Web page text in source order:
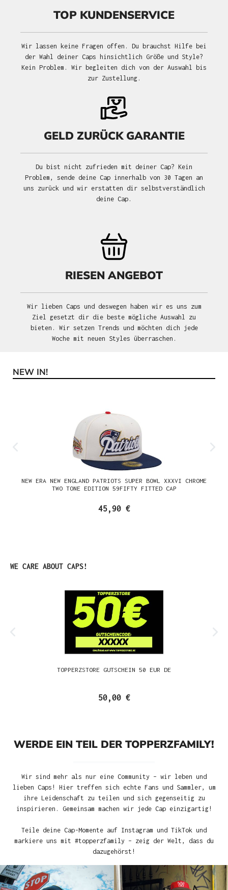
TOP KUNDENSERVICE
Wir lassen keine Fragen offen. Du brauchst Hilfe bei
der Wahl deiner Caps hinsichtlich Größe und Style?
Kein Problem. Wir begleiten dich von der Auswahl bis
zur Zustellung.
GELD ZURÜCK GARANTIE
Du bist nicht zufrieden mit deiner Cap? Kein
Problem, sende deine Cap innerhalb von 30 Tagen an
uns zurück und wir erstatten dir selbstverständlich
deine Cap.
RIESEN ANGEBOT
Wir lieben Caps und deswegen haben wir es uns zum
Ziel gesetzt dir die beste mögliche Auswahl zu
bieten. Wir setzen Trends und möchten dich jede
Woche mit neuen Styles überraschen.
Produktgalerie überspringen
NEW IN!
NEW ERA NEW ENGLAND PATRIOTS SUPER BOWL XXXVI CHROME
TWO TONE EDITION 59FIFTY FITTED CAP
45,90 €
Produktgalerie überspringen
WE CARE ABOUT CAPS!
TOPPERZSTORE GUTSCHEIN 50 EUR DE
50,00 €
WERDE EIN TEIL DER TOPPERZFAMILY!
Wir sind mehr als nur eine Community – wir leben und
lieben Caps! Hier treffen sich echte Fans und Sammler, um
ihre Leidenschaft zu teilen und sich gegenseitig zu
inspirieren. Gemeinsam machen wir jede Cap einzigartig!
Teile deine Cap-Momente auf Instagram und TikTok und
markiere uns mit #topperzfamily – zeig der Welt, dass du
dazugehörst!